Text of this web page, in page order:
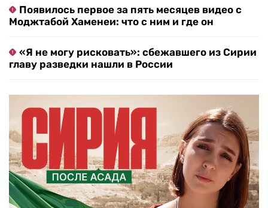
Появилось первое за пять месяцев видео с
Моджтабой Хаменеи: что с ним и где он
«Я не могу рисковать»: сбежавшего из Сирии
главу разведки нашли в России